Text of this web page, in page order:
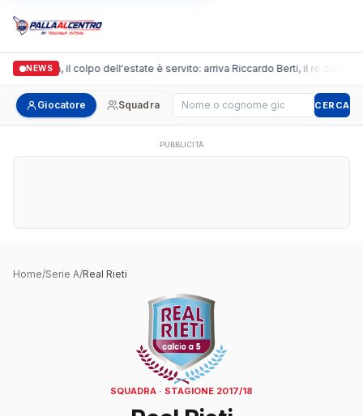
NEWS
Arpi Nova, il colpo dell'estate è servito: arriva Riccardo Berti, il re dei
Giocatore Squadra Cerca giocatore CERCA
PUBBLICITÀ
Home/Serie A/Real Rieti
SQUADRA · STAGIONE 2017/18